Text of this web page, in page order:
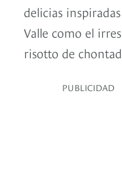
delicias
Valle como el
risotto de
PUBLICIDAD